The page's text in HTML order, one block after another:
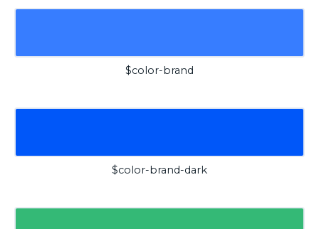
$color-brand
$color-brand-dark